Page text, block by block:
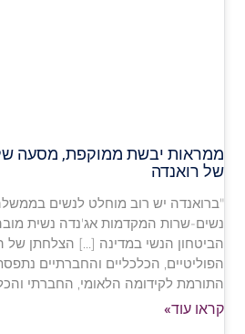
ממראות יבשת ממוקפת, מסעה
של רואנדה
נשים-שרות המקדמות אג'נדה נשית
הביטחון הנשי במדינה […] הצלחתן של
הפוליטיים, הכלכליים והחברתיים
התורמת לקידומה הלאומי, החברתי
קראו עוד»